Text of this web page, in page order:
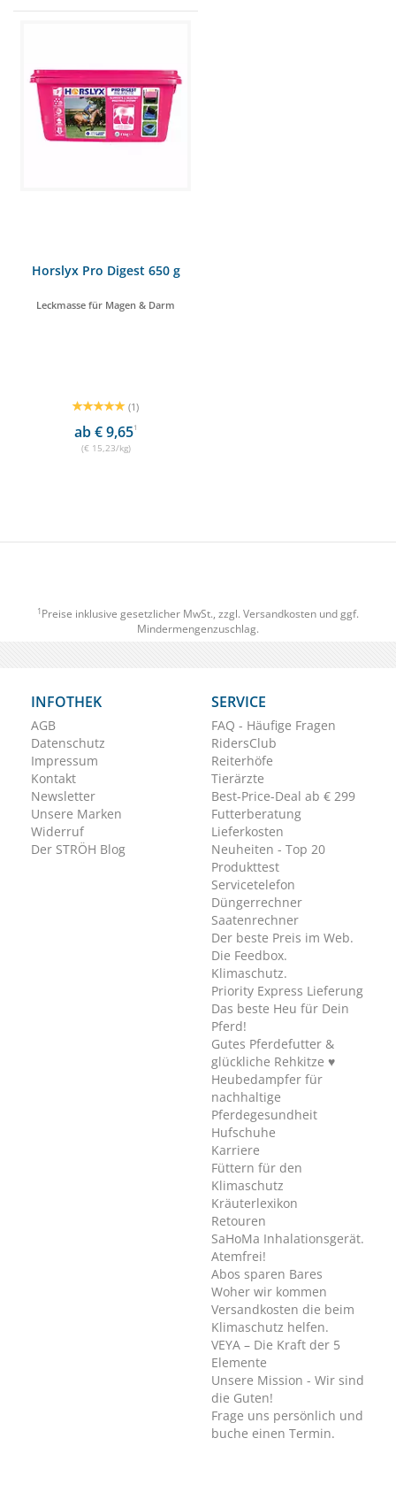
Horslyx Pro Digest 650 g
Leckmasse für Magen & Darm
(1)
ab € 9,651
(€ 15,23/kg)
1 Preise inklusive gesetzlicher MwSt., zzgl. Versandkosten und ggf.
Mindermengenzuschlag.
INFOTHEK
AGB
Datenschutz
Impressum
Kontakt
Newsletter
Unsere Marken
Widerruf
Der STRÖH Blog
SERVICE
FAQ - Häufige Fragen
RidersClub
Reiterhöfe
Tierärzte
Best-Price-Deal ab € 299
Futterberatung
Lieferkosten
Neuheiten - Top 20
Produkttest
Servicetelefon
Düngerrechner
Saatenrechner
Der beste Preis im Web.
Die Feedbox.
Klimaschutz.
Priority Express Lieferung
Das beste Heu für Dein
Pferd!
Gutes Pferdefutter &
glückliche Rehkitze ♥
Heubedampfer für
nachhaltige
Pferdegesundheit
Hufschuhe
Karriere
Füttern für den
Klimaschutz
Kräuterlexikon
Retouren
SaHoMa Inhalationsgerät.
Atemfrei!
Abos sparen Bares
Woher wir kommen
Versandkosten die beim
Klimaschutz helfen.
VEYA – Die Kraft der 5
Elemente
Unsere Mission - Wir sind
die Guten!
Frage uns persönlich und
buche einen Termin.